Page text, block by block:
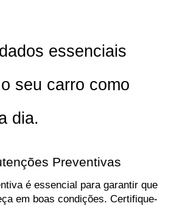
essenciais
seu carro como
dia.
Preventivas
é essencial para garantir que
em boas condições. Certifique-